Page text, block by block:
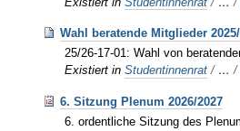
Wahl beratende Mitglieder
25/26-17-01: Wahl von
Existiert in Studentinnenrat / …
6. Sitzung Plenum 2026/2027
6. ordentliche Sitzung des